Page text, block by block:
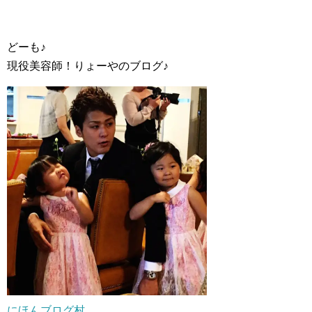
どーも♪
現役美容師！りょーやのブログ♪